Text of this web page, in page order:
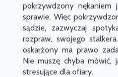
pokrzywdzony
sprawie. Więc
sądzie, zazwyczaj
rozpraw, swojego
oskarżony ma prawo
Nie muszę chyba
stresujące dla ofiary.